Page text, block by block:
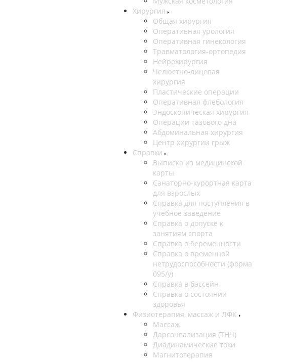
Хирургия
Общая хирургия
Оперативная урология
Оперативная гинекология
Травматология-ортопедия
Нейрохирургия
Челюстно-лицевая
хирургия
Пластические операции
Оперативная флебология
Эндоскопическая хирургия
Операции тазового дна
Абдоминальная хирургия
Центр хирургии грыж
Справки
Выписка из медицинской
карты
Санаторно-курортная карта
для взрослых
Справка для поступления в
учебное заведение
Справка о допуске к
занятиям спорта
Справка о беременности
Справка о временной
нетрудоспособности (форма
095/у)
Справка в бассейн
Справка о состоянии
здоровья
Физиотерапия, массаж и ЛФК
Массаж
Дарсонвализация (ТНЧ)
Диадинамические токи
Магнитотерапия